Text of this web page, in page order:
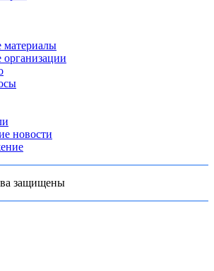
материалы
новости
защищены